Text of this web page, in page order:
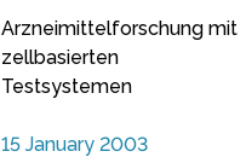
Arzneimittelforschung mit
zellbasierten
Testsystemen
15 January 2003